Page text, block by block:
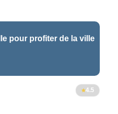
pour profiter de la ville
4.5